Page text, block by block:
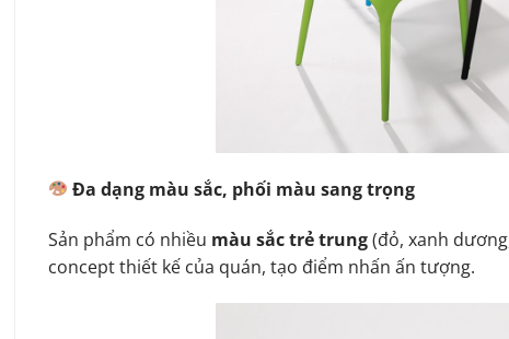
Đa dạng màu sắc, phối màu sang trọng
Sản phẩm có nhiều màu sắc trẻ trung(đỏ, xanh
concept thiết kế của quán, tạo điểm nhấn ấn tượng.